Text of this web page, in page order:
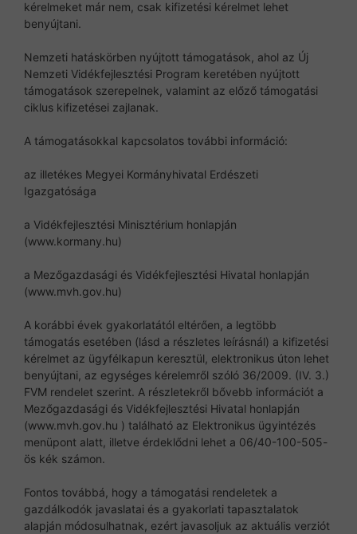
kérelmeket már nem, csak kifizetési kérelmet lehet
benyújtani.
Nemzeti hatáskörben nyújtott támogatások, ahol az Új
Nemzeti Vidékfejlesztési Program keretében nyújtott
támogatások szerepelnek, valamint az előző támogatási
ciklus kifizetései zajlanak.
A támogatásokkal kapcsolatos további információ:
az illetékes Megyei Kormányhivatal Erdészeti
Igazgatósága
a Vidékfejlesztési Minisztérium honlapján
(www.kormany.hu)
a Mezőgazdasági és Vidékfejlesztési Hivatal honlapján
(www.mvh.gov.hu)
A korábbi évek gyakorlatától eltérően, a legtöbb
támogatás esetében (lásd a részletes leírásnál) a kifizetési
kérelmet az ügyfélkapun keresztül, elektronikus úton lehet
benyújtani, az egységes kérelemről szóló 36/2009. (IV. 3.)
FVM rendelet szerint. A részletekről bővebb információt a
Mezőgazdasági és Vidékfejlesztési Hivatal honlapján
(www.mvh.gov.hu ) található az Elektronikus ügyintézés
menüpont alatt, illetve érdeklődni lehet a 06/40-100-505-
ös kék számon.
Fontos továbbá, hogy a támogatási rendeletek a
gazdálkodók javaslatai és a gyakorlati tapasztalatok
alapján módosulhatnak, ezért javasoljuk az aktuális verziót